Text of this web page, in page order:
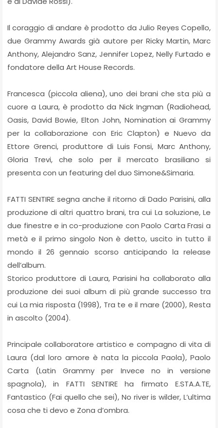
Il coraggio di andare è prodotto da Julio Reyes Copello,
due Grammy Awards già autore per Ricky Martin, Marc
Anthony, Alejandro Sanz, Jennifer Lopez, Nelly Furtado e
fondatore della Art House Records.
Francesca (piccola aliena), uno dei brani che sta più a
cuore a Laura, è prodotto da Nick Ingman (Radiohead,
Oasis, David Bowie, Elton John, Nomination ai Grammy
per la collaborazione con Eric Clapton) e Nuevo da
Ettore Grenci, produttore di Luis Fonsi, Marc Anthony,
Gloria Trevi, che solo per il mercato brasiliano si
presenta con un featuring del duo Simone&Simaria.
FATTI SENTIRE segna anche il ritorno di Dado Parisini, alla
produzione di altri quattro brani, tra cui La soluzione, Le
due finestre e in co-produzione con Paolo Carta Frasi a
metà e il primo singolo Non è detto, uscito in tutto il
mondo il 26 gennaio scorso anticipando la release
dell’album.
Storico produttore di Laura, Parisini ha collaborato alla
produzione dei suoi album di più grande successo tra
cui La mia risposta (1998), Tra te e il mare (2000), Resta
in ascolto (2004).
Principale collaboratore artistico e compagno di vita di
Laura (dal loro amore è nata la piccola Paola), Paolo
Carta (Latin Grammy per Invece no in versione
spagnola), in FATTI SENTIRE ha firmato E.STA.A.TE,
Fantastico (Fai quello che sei), No river is wilder, L’ultima
cosa che ti devo e Zona d’ombra.